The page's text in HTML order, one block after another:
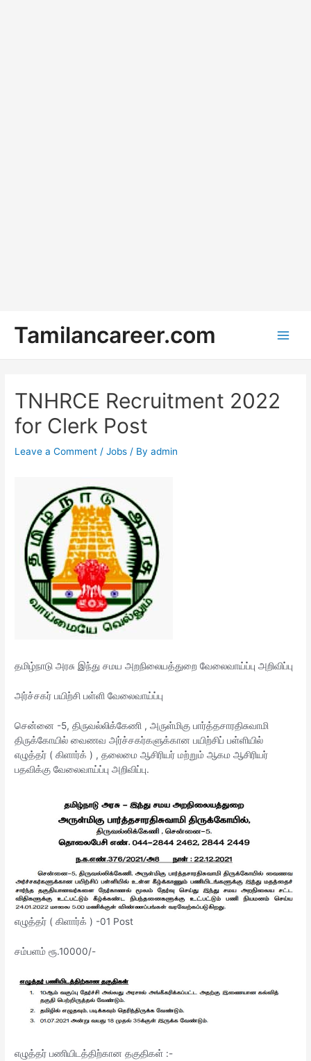
content
Tamilancareer.com
TNHRCE Recruitment 2022
for Clerk Post
Leave a Comment /Jobs / Byadmin
தமிழ்நாடு அரசு இந்து சமய அறநிலையத்துறை வேலைவாய்ப்பு அறிவிப்பு
அர்ச்சகர் பயிற்சி பள்ளி வேலைவாய்ப்பு
சென்னை -5, திருவல்லிக்கேணி , அருள்மிகு பார்த்தசாரதிசுவாமி
திருக்கோயில் வைணவ அர்ச்சகர்களுக்கான பயிற்சிப் பள்ளியில்
எழுத்தர் ( கிளார்க் ) , தலைமை ஆசிரியர் மற்றும் ஆகம ஆசிரியர்
பதவிக்கு வேலைவாய்ப்பு அறிவிப்பு.
எழுத்தர் ( கிளார்க் ) -01 Post
சம்பளம் ரூ.10000/-
எழுத்தர் பணியிடத்திற்கான தகுதிகள் :-